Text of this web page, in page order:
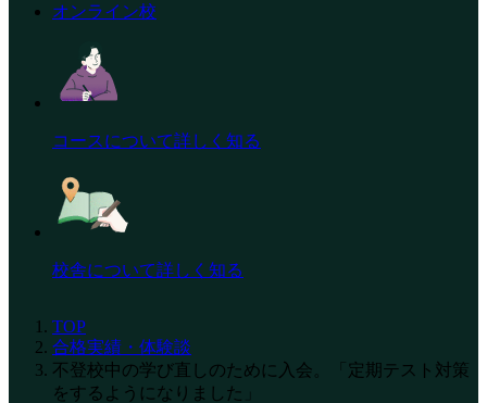
オンライン校
コースについて詳しく知る
校舎について詳しく知る
TOP
合格実績・体験談
不登校中の学び直しのために入会。「定期テスト対策
をするようになりました」